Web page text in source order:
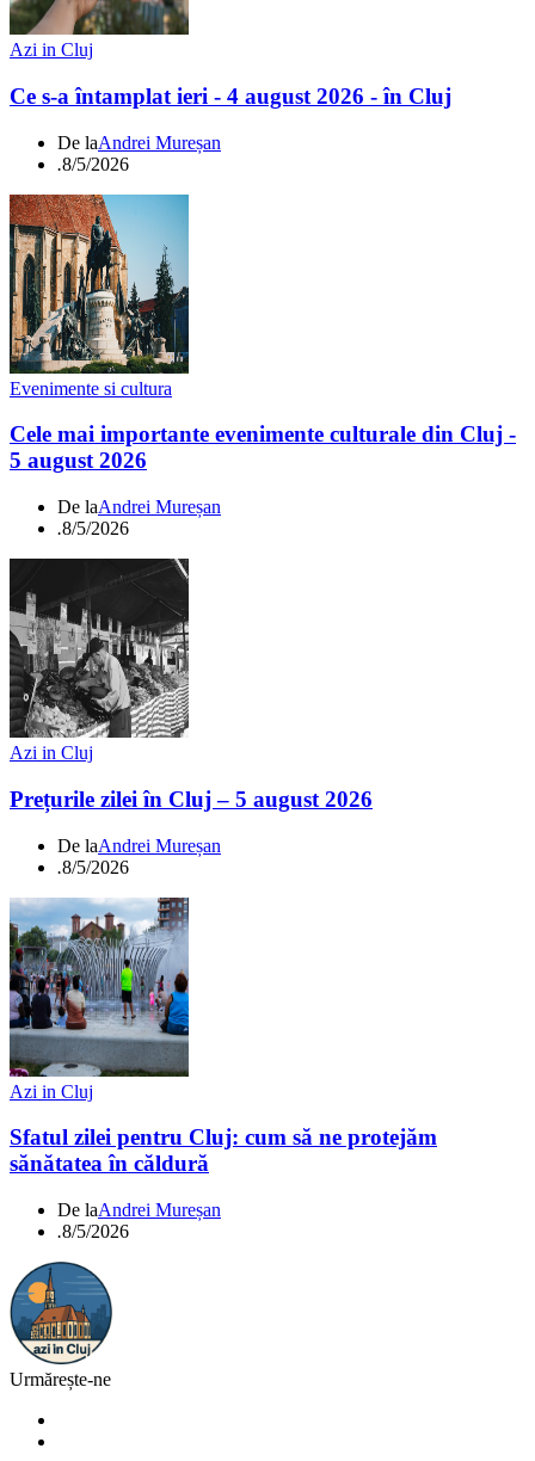
Azi in Cluj
Ce s-a întamplat ieri - 4 august 2026 - în Cluj
De laAndrei Mureșan
.8/5/2026
Evenimente si cultura
Cele mai importante evenimente culturale din Cluj -
5 august 2026
De laAndrei Mureșan
.8/5/2026
Azi in Cluj
Prețurile zilei în Cluj – 5 august 2026
De laAndrei Mureșan
.8/5/2026
Azi in Cluj
Sfatul zilei pentru Cluj: cum să ne protejăm
sănătatea în căldură
De laAndrei Mureșan
.8/5/2026
Urmărește-ne